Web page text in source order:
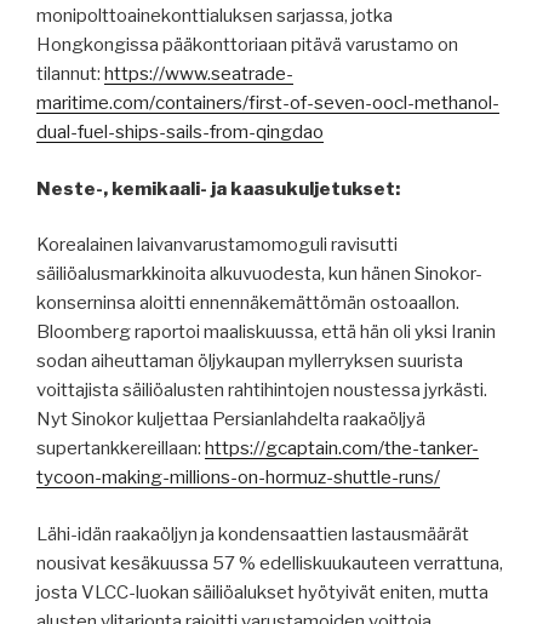
monipolttoainekonttialuksen sarjassa, jotka
Hongkongissa pääkonttoriaan pitävä varustamo on
tilannut: https://www.seatrade-
maritime.com/containers/first-of-seven-oocl-methanol-
dual-fuel-ships-sails-from-qingdao
Neste-, kemikaali- ja kaasukuljetukset:
Korealainen laivanvarustamomoguli ravisutti
säiliöalusmarkkinoita alkuvuodesta, kun hänen Sinokor-
konserninsa aloitti ennennäkemättömän ostoaallon.
Bloomberg raportoi maaliskuussa, että hän oli yksi Iranin
sodan aiheuttaman öljykaupan myllerryksen suurista
voittajista säiliöalusten rahtihintojen noustessa jyrkästi.
Nyt Sinokor kuljettaa Persianlahdelta raakaöljyä
supertankkereillaan: https://gcaptain.com/the-tanker-
tycoon-making-millions-on-hormuz-shuttle-runs/
Lähi-idän raakaöljyn ja kondensaattien lastausmäärät
nousivat kesäkuussa 57 % edelliskuukauteen verrattuna,
josta VLCC-luokan säiliöalukset hyötyivät eniten, mutta